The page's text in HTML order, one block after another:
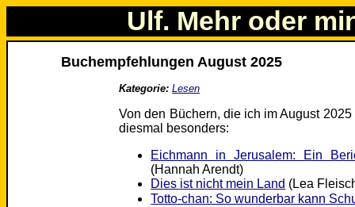
Ulf. Mehr oder
Buchempfehlungen August 2025
Kategorie: Lesen
Von den Büchern, die ich im August
diesmal besonders:
Eichmann in Jerusalem: Ein
(Hannah Arendt)
Dies ist nicht mein Land (Lea
Totto-chan: So wunderbar kann